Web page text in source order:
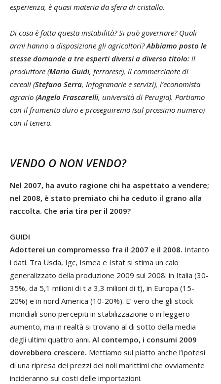
esperienza, è quasi materia da sfera di cristallo.
Di cosa è fatta questa instabilità? Si può governare? Quali
armi hanno a disposizione gli agricoltori?Abbiamo posto le
stesse domande a tre esperti diversi a diverso titolo: il
produttore (Mario Guidi, ferrarese), il commerciante di
cereali (Stefano Serra, Infogranarie e servizi), l’economista
agrario (Angelo Frascarelli, università di Perugia). Partiamo
con il frumento duro e proseguiremo (sul prossimo numero)
con il tenero.
VENDO O NON VENDO?
Nel 2007, ha avuto ragione chi ha aspettato a vendere;
nel 2008, è stato premiato chi ha ceduto il grano alla
raccolta. Che aria tira per il 2009?
GUIDI
Adotterei un compromesso fra il 2007 e il 2008. Intanto
i dati. Tra Usda, Igc, Ismea e Istat si stima un calo
generalizzato della produzione 2009 sul 2008: in Italia (30-
35%, da 5,1 milioni di t a 3,3 milioni di t), in Europa (15-
20%) e in nord America (10-20%). E’ vero che gli stock
mondiali sono percepiti in stabilizzazione o in leggero
aumento, ma in realtà si trovano al di sotto della media
degli ultimi quattro anni. Al contempo, i consumi 2009
dovrebbero crescere. Mettiamo sul piatto anche l’ipotesi
di una ripresa dei prezzi dei noli marittimi che ovviamente
incideranno sui costi delle importazioni.